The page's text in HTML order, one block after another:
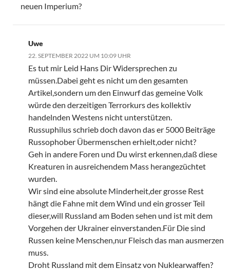
neuen Imperium?
Uwe
22. SEPTEMBER 2022 UM 10:09 UHR
Es tut mir Leid Hans Dir Widersprechen zu
müssen.Dabei geht es nicht um den gesamten
Artikel,sondern um den Einwurf das gemeine Volk
würde den derzeitigen Terrorkurs des kollektiv
handelnden Westens nicht unterstützen.
Russuphilus schrieb doch davon das er 5000 Beiträge
Russophober Übermenschen erhielt,oder nicht?
Geh in andere Foren und Du wirst erkennen,daß diese
Kreaturen in ausreichendem Mass herangezüchtet
wurden.
Wir sind eine absolute Minderheit,der grosse Rest
hängt die Fahne mit dem Wind und ein grosser Teil
dieser,will Russland am Boden sehen und ist mit dem
Vorgehen der Ukrainer einverstanden.Für Die sind
Russen keine Menschen,nur Fleisch das man ausmerzen
muss.
Droht Russland mit dem Einsatz von Nuklearwaffen?